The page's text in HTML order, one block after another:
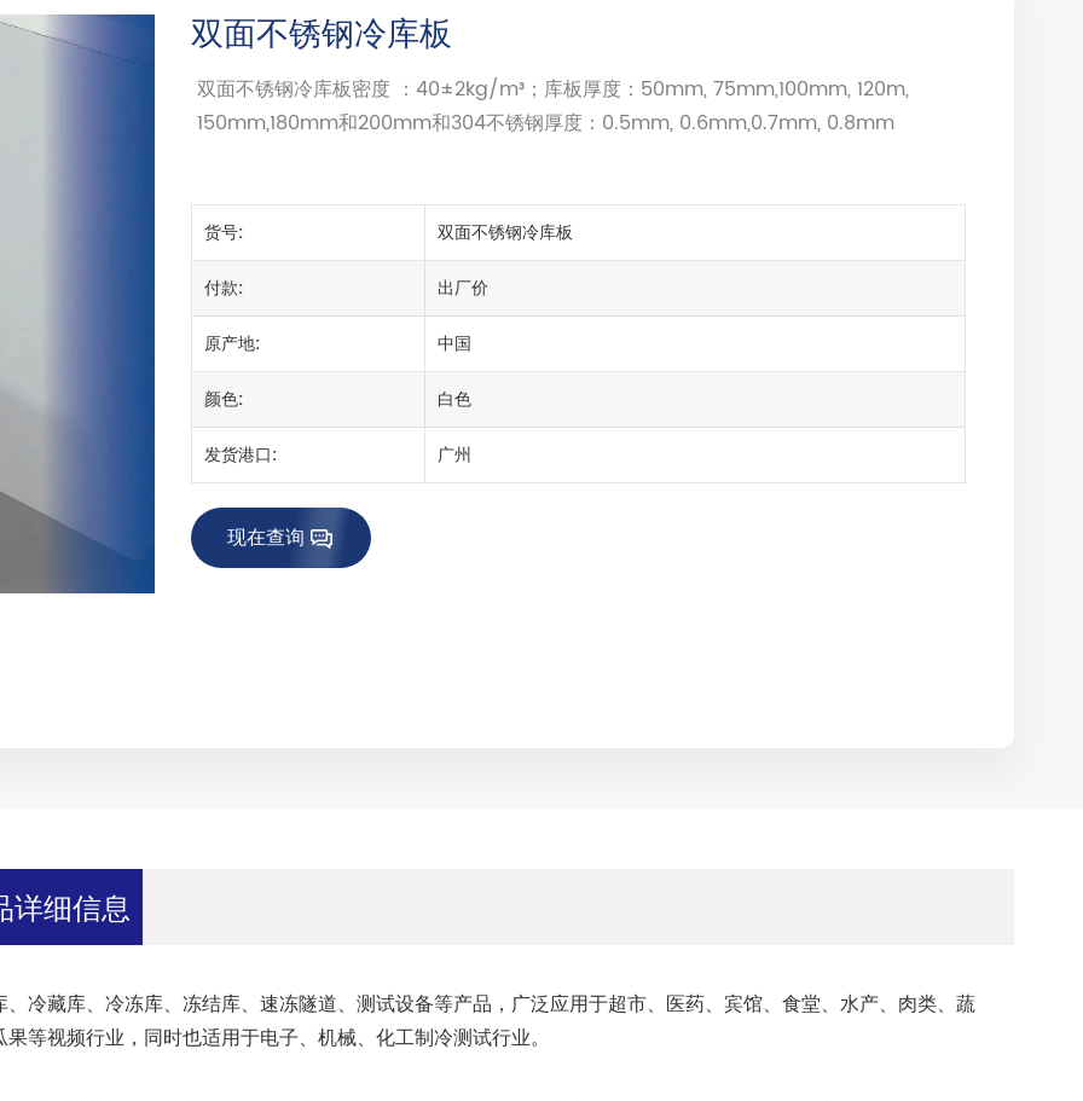
双面不锈钢冷库板
双面不锈钢冷库板密度 ：40±2kg/m³；库板厚度：50mm, 75mm,100mm, 120m,
150mm,180mm和200mm和304不锈钢厚度：0.5mm, 0.6mm,0.7mm, 0.8mm
货号:
双面不锈钢冷库板
付款:
出厂价
原产地:
中国
颜色:
白色
发货港口:
广州
现在查询
详细信息
、冷藏库、冷冻库、冻结库、速冻隧道、测试设备等产品，广泛应用于超市、医药、宾馆、食堂、水产、肉类、蔬
果等视频行业，同时也适用于电子、机械、化工制冷测试行业。